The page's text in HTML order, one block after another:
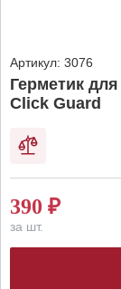
Артикул: 3076
Герметик
Click Guard
390 ₽
за шт.